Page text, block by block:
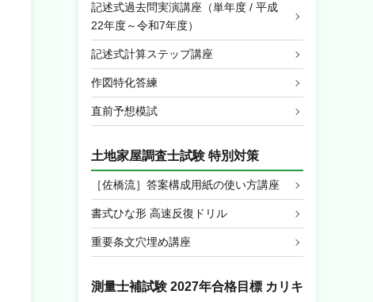
記述式過去問実演講座（単年度 / 平成
22年度～令和7年度）
記述式計算ステップ講座
作図特化答練
直前予想模試
土地家屋調査士試験 特別対策
［佐橋流］答案構成用紙の使い方講座
書式ひな形 高速反復ドリル
重要条文穴埋め講座
測量士補試験 2027年合格目標 カリキ